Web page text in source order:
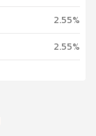
2.55%
2.55%